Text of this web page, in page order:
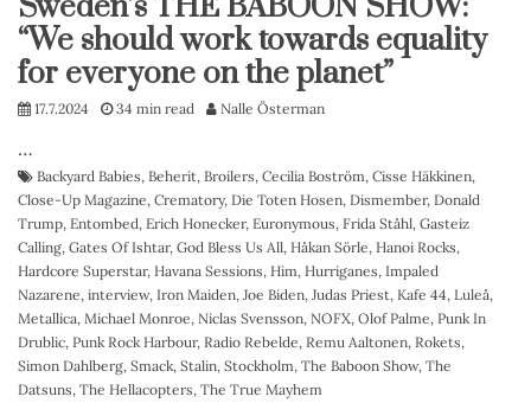
“We should work towards equality
for everyone on the planet”
17.7.2024 34 min read Nalle Österman
…
Backyard Babies, Beherit, Broilers, Cecilia Boström, Cisse Häkkinen,
Close-Up Magazine, Crematory, Die Toten Hosen, Dismember, Donald
Trump, Entombed, Erich Honecker, Euronymous, Frida Ståhl, Gasteiz
Calling, Gates Of Ishtar, God Bless Us All, Håkan Sörle, Hanoi Rocks,
Hardcore Superstar, Havana Sessions, Him, Hurriganes, Impaled
Nazarene, interview, Iron Maiden, Joe Biden, Judas Priest, Kafe 44, Luleå,
Metallica, Michael Monroe, Niclas Svensson, NOFX, Olof Palme, Punk In
Drublic, Punk Rock Harbour, Radio Rebelde, Remu Aaltonen, Rokets,
Simon Dahlberg, Smack, Stalin, Stockholm, The Baboon Show, The
Datsuns, The Hellacopters, The True Mayhem